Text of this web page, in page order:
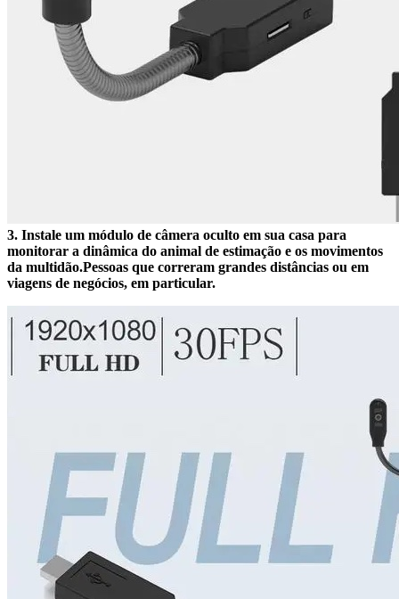
3. Instale um módulo de câmera oculto em sua casa para
monitorar a dinâmica do animal de estimação e os movimentos
da multidão.Pessoas que correram grandes distâncias ou em
viagens de negócios, em particular.